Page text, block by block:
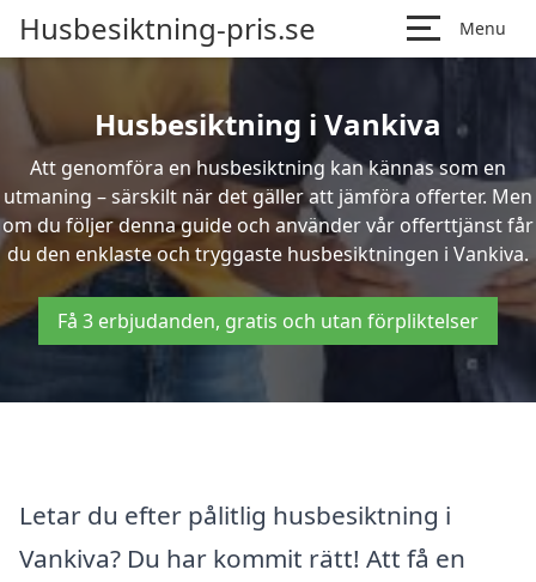
Husbesiktning-pris.se Menu
Husbesiktning i Vankiva
Att genomföra en husbesiktning kan kännas som en
utmaning – särskilt när det gäller att jämföra offerter. Men
om du följer denna guide och använder vår offerttjänst får
du den enklaste och tryggaste husbesiktningen i Vankiva.
Få 3 erbjudanden, gratis och utan förpliktelser
Letar du efter pålitlig husbesiktning i
Vankiva? Du har kommit rätt! Att få en